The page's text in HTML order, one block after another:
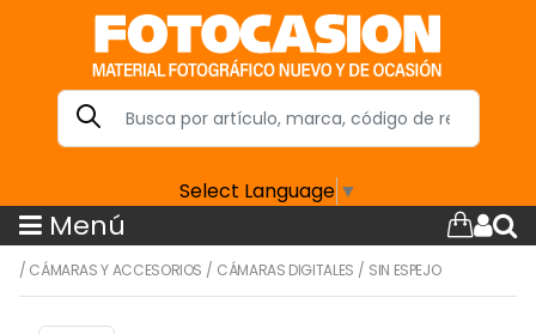
Select Language ▼
Menú
/ CÁMARAS Y ACCESORIOS / CÁMARAS DIGITALES / SIN ESPEJO